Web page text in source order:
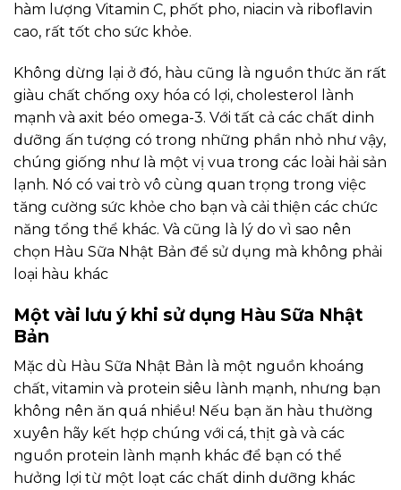
hàm lượng Vitamin C, phốt pho, niacin và riboflavin
cao, rất tốt cho sức khỏe.
Không dừng lại ở đó, hàu cũng là nguồn thức ăn rất
giàu chất chống oxy hóa có lợi, cholesterol lành
mạnh và axit béo omega-3. Với tất cả các chất dinh
dưỡng ấn tượng có trong những phần nhỏ như vậy,
chúng giống như là một vị vua trong các loài hải sản
lạnh. Nó có vai trò vô cùng quan trọng trong việc
tăng cường sức khỏe cho bạn và cải thiện các chức
năng tổng thể khác. Và cũng là lý do vì sao nên
chọn Hàu Sữa Nhật Bản để sử dụng mà không phải
loại hàu khác
Một vài lưu ý khi sử dụng Hàu Sữa Nhật
Bản
Mặc dù Hàu Sữa Nhật Bản là một nguồn khoáng
chất, vitamin và protein siêu lành mạnh, nhưng bạn
không nên ăn quá nhiều! Nếu bạn ăn hàu thường
xuyên hãy kết hợp chúng với cá, thịt gà và các
nguồn protein lành mạnh khác để bạn có thể
hưởng lợi từ một loạt các chất dinh dưỡng khác